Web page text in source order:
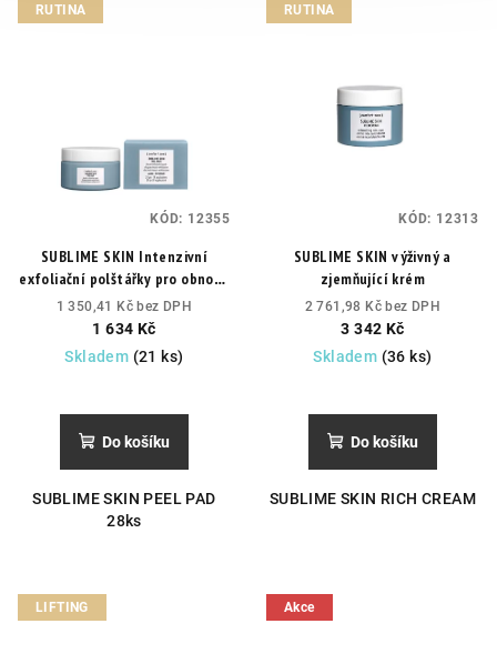
RUTINA
SUBLIME SKIN Intenzivní
exfoliační polštářky pro obnovu
pletiběhem i po peelingové
kúře.
1 350,41 Kč bez DPH
1 634 Kč
Skladem (21 ks)
hodnocení
produktu
z
5
Do košíku
SUBLIME SKIN PEEL PAD
28ks
KÓD: 12355
RUTINA
SUBLIME SKIN výživný a
zjemňující krém
2 761,98 Kč bez DPH
3 342 Kč
Skladem (36 ks)
Do košíku
SUBLIME SKIN RICH CREAM
KÓD: 12313
LIFTING Akce